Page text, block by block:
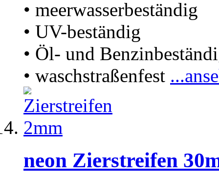
• meerwasserbeständig
• UV-beständig
• Öl- und
• waschstraßenfest
neon Zierstreifen